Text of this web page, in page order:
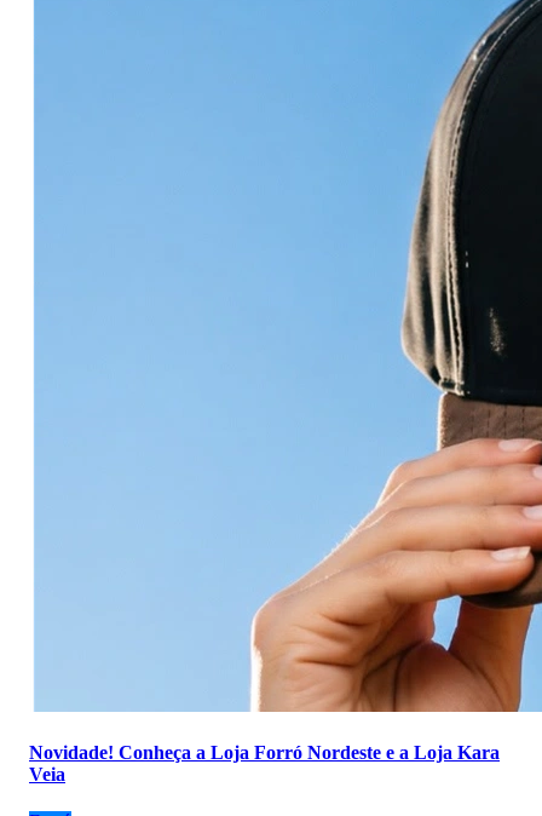
Novidade! Conheça a Loja Forró Nordeste e a Loja Kara
Veia